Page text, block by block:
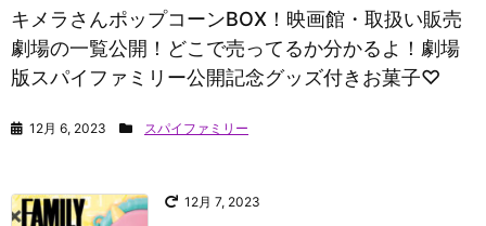
キメラさんポップコーンBOX！映画館・取扱い販売
劇場の一覧公開！どこで売ってるか分かるよ！劇場
版スパイファミリー公開記念グッズ付きお菓子♡
12月 6, 2023 スパイファミリー
12月 7, 2023